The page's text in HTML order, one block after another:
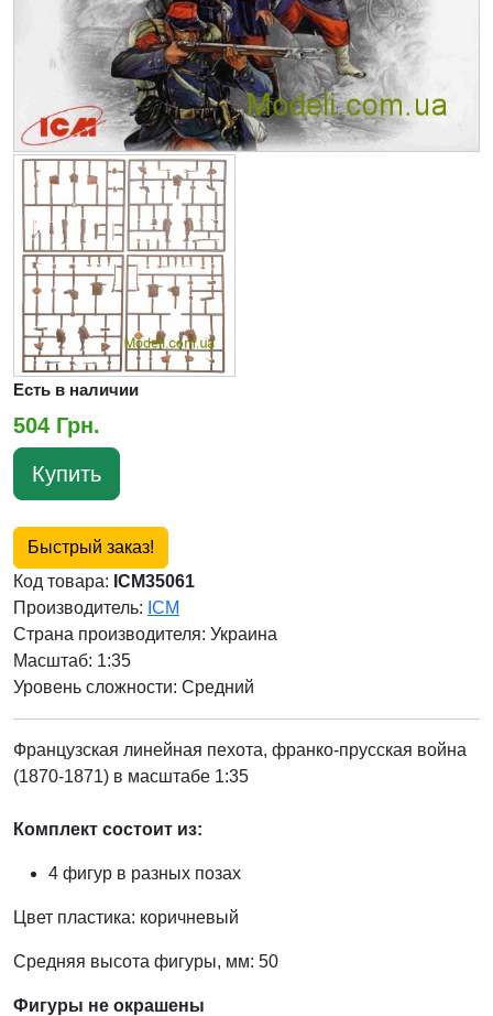
Есть в наличии
504 Грн.
Купить
Быстрый заказ!
Код товара: ICM35061
Производитель: ICM
Страна производителя: Украина
Масштаб: 1:35
Уровень сложности: Cредний
Французская линейная пехота, франко-прусская война
(1870-1871) в масштабе 1:35
Комплект состоит из:
4 фигур в разных позах
Цвет пластика: коричневый
Средняя высота фигуры, мм: 50
Фигуры не окрашены